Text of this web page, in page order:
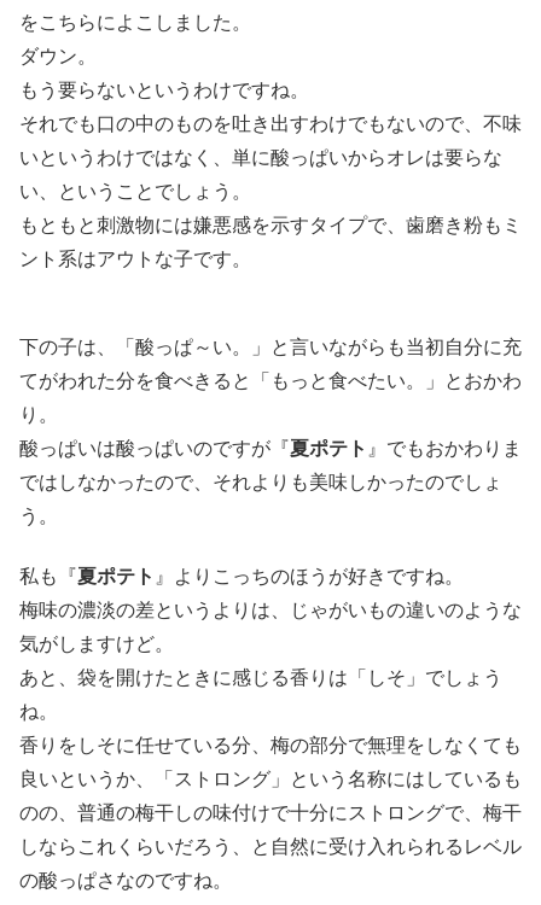
をこちらによこしました。
ダウン。
もう要らないというわけですね。
それでも口の中のものを吐き出すわけでもないので、不味
いというわけではなく、単に酸っぱいからオレは要らな
い、ということでしょう。
もともと刺激物には嫌悪感を示すタイプで、歯磨き粉もミ
ント系はアウトな子です。
下の子は、「酸っぱ～い。」と言いながらも当初自分に充
てがわれた分を食べきると「もっと食べたい。」とおかわ
り。
酸っぱいは酸っぱいのですが『夏ポテト 』でもおかわりま
ではしなかったので、それよりも美味しかったのでしょ
う。
私も『夏ポテト 』よりこっちのほうが好きですね。
梅味の濃淡の差というよりは、じゃがいもの違いのような
気がしますけど。
あと、袋を開けたときに感じる香りは「しそ」でしょう
ね。
香りをしそに任せている分、梅の部分で無理をしなくても
良いというか、「ストロング」という名称にはしているも
のの、普通の梅干しの味付けで十分にストロングで、梅干
しならこれくらいだろう、と自然に受け入れられるレベル
の酸っぱさなのですね。